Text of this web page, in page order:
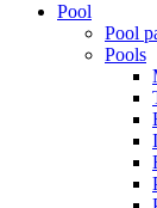
Pool
Pool
Pools